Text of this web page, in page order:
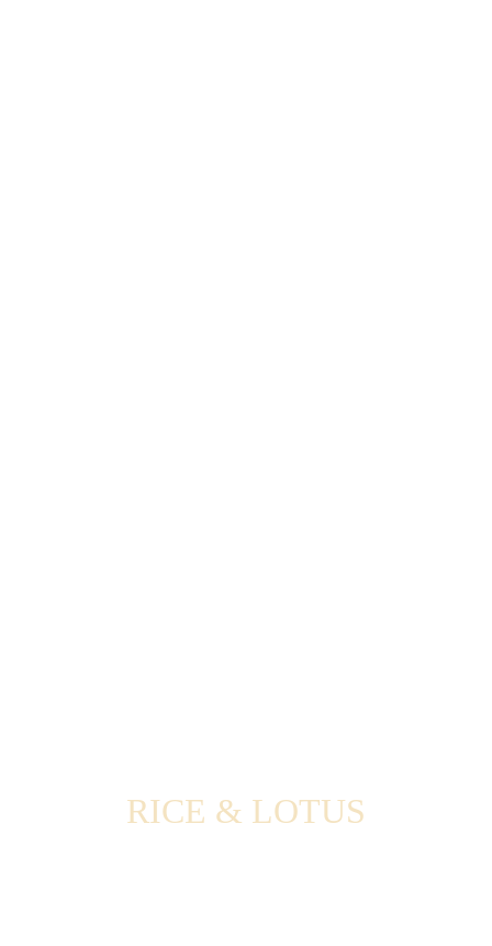
RICE & LOTUS